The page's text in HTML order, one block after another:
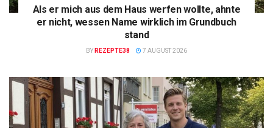
Als er mich aus dem Haus werfen wollte, ahnte
er nicht, wessen Name wirklich im Grundbuch
stand
BY REZEPTE38 7 AUGUST 2026